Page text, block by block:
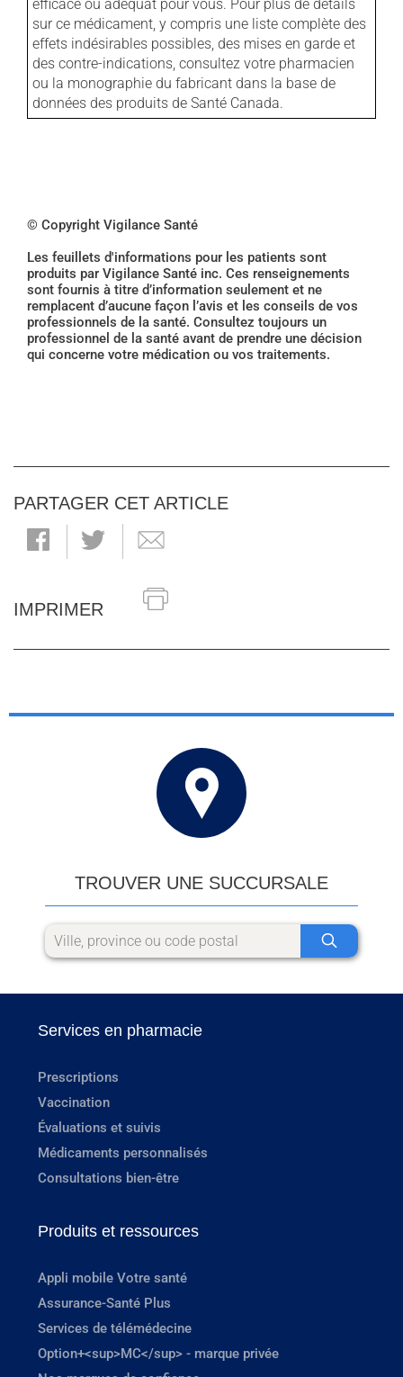
efficace ou adéquat pour vous. Pour plus de détails
sur ce médicament, y compris une liste complète des
effets indésirables possibles, des mises en garde et
des contre-indications, consultez votre pharmacien
ou la monographie du fabricant dans la base de
données des produits de Santé Canada.
© Copyright Vigilance Santé
Les feuillets d'informations pour les patients sont
produits par Vigilance Santé inc. Ces renseignements
sont fournis à titre d’information seulement et ne
remplacent d’aucune façon l’avis et les conseils de vos
professionnels de la santé. Consultez toujours un
professionnel de la santé avant de prendre une décision
qui concerne votre médication ou vos traitements.
PARTAGER CET ARTICLE
IMPRIMER
TROUVER UNE SUCCURSALE
Services en pharmacie
Prescriptions
Vaccination
Évaluations et suivis
Médicaments personnalisés
Consultations bien-être
Produits et ressources
Appli mobile Votre santé
Assurance-Santé Plus
Services de télémédecine
Option+<sup>MC</sup> - marque privée